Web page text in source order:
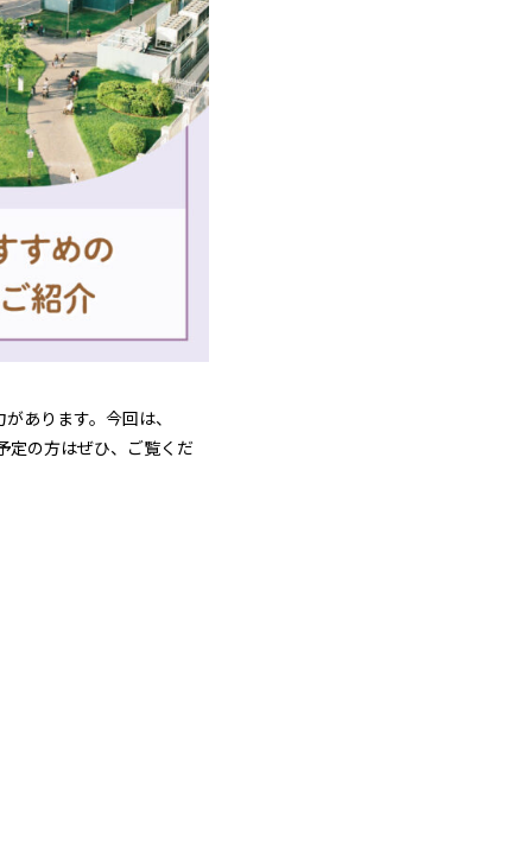
あります。今回は、
定の方はぜひ、ご覧くだ